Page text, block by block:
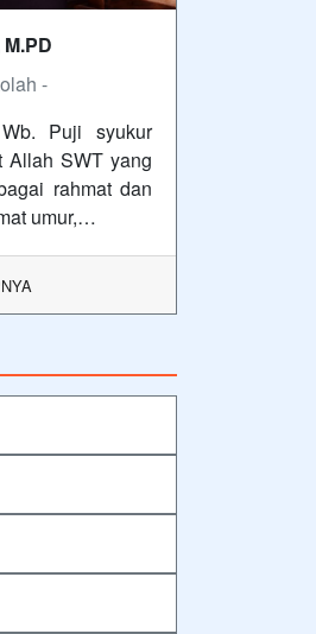
-
Wb. Puji syukur
Allah SWT yang
rahmat dan
umur,…